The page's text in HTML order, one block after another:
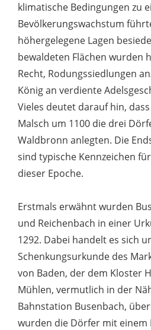
klimatische Bedingungen zu
Bevölkerungswachstum
höhergelegene Lagen
bewaldeten Flächen wurden
Recht, Rodungssiedlungen
König an verdiente
Vieles deutet darauf hin,
Malsch um 1100 die drei
Waldbronn anlegten. Die
sind typische Kennzeichen
dieser Epoche.
Erstmals erwähnt wurden
und Reichenbach in einer
1292. Dabei handelt es sich
Schenkungsurkunde des
von Baden, der dem Kloster
Mühlen, vermutlich in der
Bahnstation Busenbach,
wurden die Dörfer mit einem